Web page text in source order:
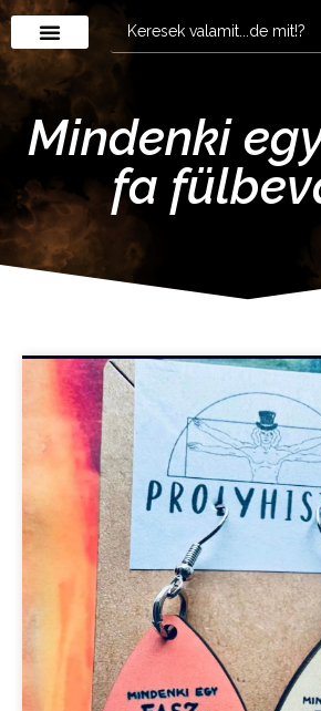
Mindenki
fa